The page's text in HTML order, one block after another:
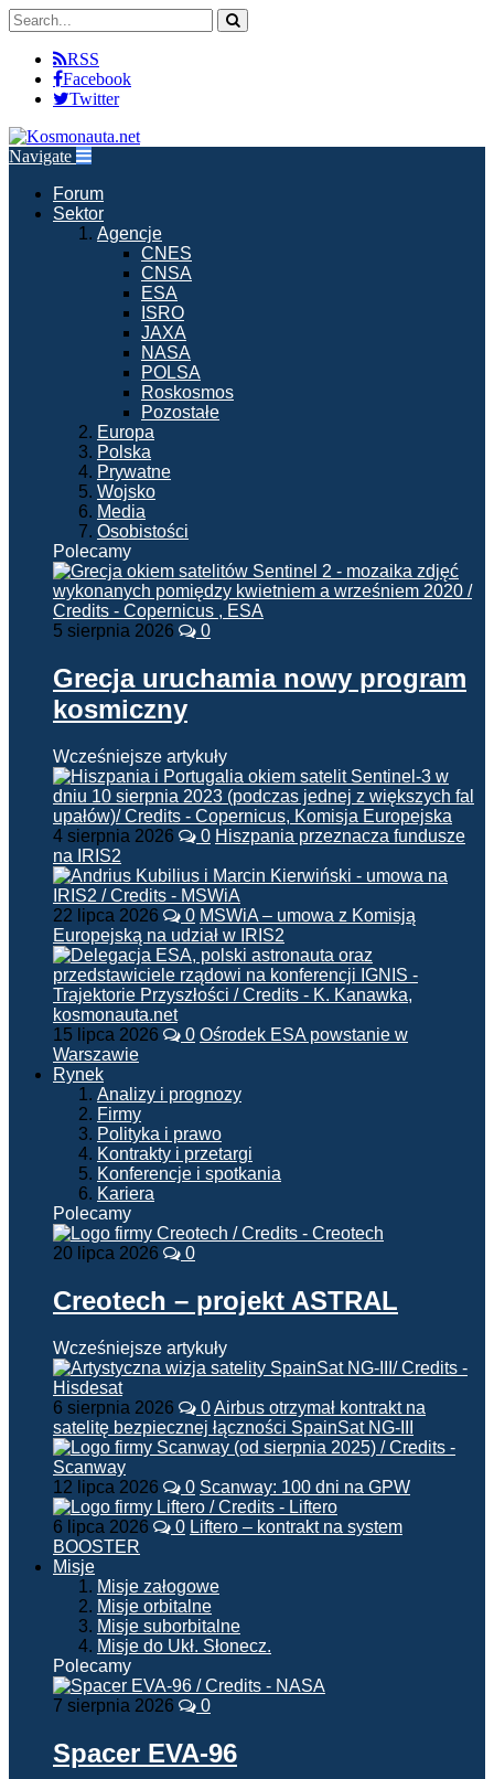
RSS
Facebook
Twitter
Navigate
Forum
Sektor
Agencje
CNES
CNSA
ESA
ISRO
JAXA
NASA
POLSA
Roskosmos
Pozostałe
Europa
Polska
Prywatne
Wojsko
Media
Osobistości
Polecamy
5 sierpnia 2026 0
Grecja uruchamia nowy program
kosmiczny
Wcześniejsze artykuły
4 sierpnia 2026 0 Hiszpania przeznacza fundusze
na IRIS2
22 lipca 2026 0 MSWiA – umowa z Komisją
Europejską na udział w IRIS2
15 lipca 2026 0 Ośrodek ESA powstanie w
Warszawie
Rynek
Analizy i prognozy
Firmy
Polityka i prawo
Kontrakty i przetargi
Konferencje i spotkania
Kariera
Polecamy
20 lipca 2026 0
Creotech – projekt ASTRAL
Wcześniejsze artykuły
6 sierpnia 2026 0Airbus otrzymał kontrakt na
satelitę bezpiecznej łączności SpainSat NG-III
12 lipca 2026 0 Scanway: 100 dni na GPW
6 lipca 2026 0 Liftero – kontrakt na system
BOOSTER
Misje
Misje załogowe
Misje orbitalne
Misje suborbitalne
Misje do Ukł. Słonecz.
Polecamy
7 sierpnia 2026 0
Spacer EVA-96